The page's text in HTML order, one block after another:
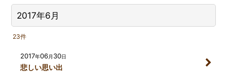
2017年6月
23件
2017年06月 30日
悲しい思い出